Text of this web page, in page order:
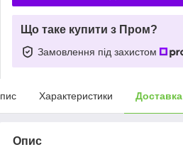
Що таке купити з Пром?
Замовлення під захистом
Характеристики Доставка
Опис